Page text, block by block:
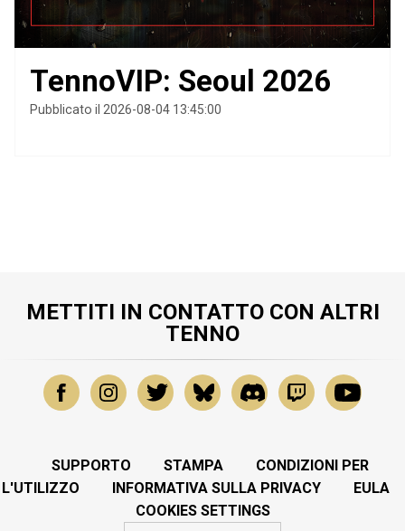
TennoVIP: Seoul 2026
Pubblicato il 2026-08-04 13:45:00
METTITI IN CONTATTO CON ALTRI
TENNO
SUPPORTO STAMPA
CONDIZIONI PER
L'UTILIZZO
INFORMATIVA SULLA PRIVACY
EULA
COOKIES SETTINGS